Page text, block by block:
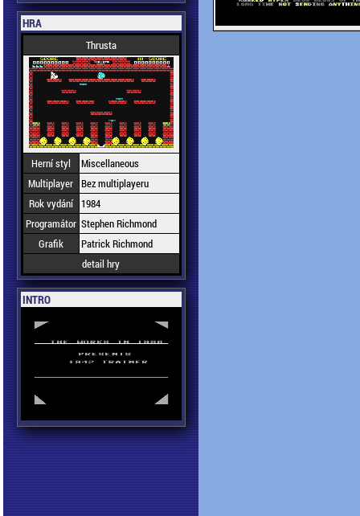
HRA
Thrusta
Herní styl
Miscellaneous
Multiplayer Bez multiplayeru
Rok vydání
1984
Programátor Stephen Richmond
Grafik
Patrick Richmond
detail hry
INTRO